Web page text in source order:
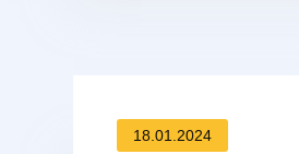
18.01.2024